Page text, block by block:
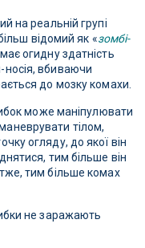
на реальній групі
відомий як «зомбі-
огидну здатність
вбиваючи
до мозку комахи.
може маніпулювати
тілом,
огляду, до якої він
тим більше він
тим більше комах
не заражають